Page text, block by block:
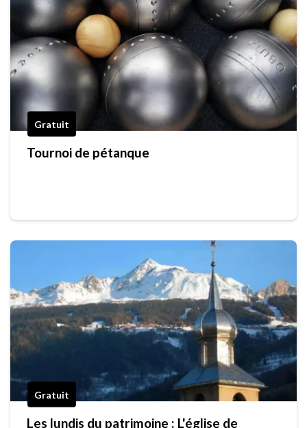
Gratuit
Tournoi de pétanque
Gratuit
Les lundis du patrimoine : L'église de